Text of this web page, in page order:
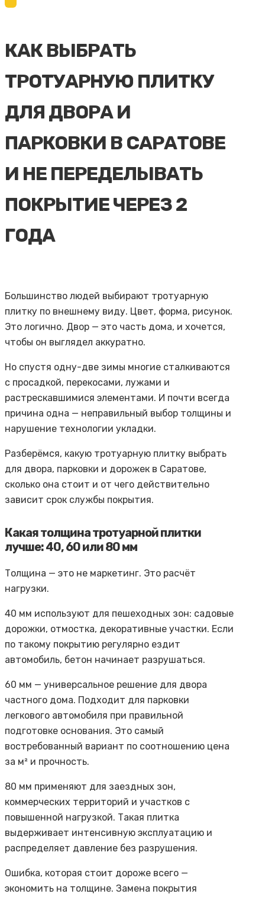
КАК ВЫБРАТЬ
ТРОТУАРНУЮ ПЛИТКУ
ДЛЯ ДВОРА И
ПАРКОВКИ В САРАТОВЕ
И НЕ ПЕРЕДЕЛЫВАТЬ
ПОКРЫТИЕ ЧЕРЕЗ 2
ГОДА
Большинство людей выбирают тротуарную
плитку по внешнему виду. Цвет, форма, рисунок.
Это логично. Двор — это часть дома, и хочется,
чтобы он выглядел аккуратно.
Но спустя одну-две зимы многие сталкиваются
с просадкой, перекосами, лужами и
растрескавшимися элементами. И почти всегда
причина одна — неправильный выбор толщины и
нарушение технологии укладки.
Разберёмся, какую тротуарную плитку выбрать
для двора, парковки и дорожек в Саратове,
сколько она стоит и от чего действительно
зависит срок службы покрытия.
Какая толщина тротуарной плитки
лучше: 40, 60 или 80 мм
Толщина — это не маркетинг. Это расчёт
нагрузки.
40 мм используют для пешеходных зон: садовые
дорожки, отмостка, декоративные участки. Если
по такому покрытию регулярно ездит
автомобиль, бетон начинает разрушаться.
60 мм — универсальное решение для двора
частного дома. Подходит для парковки
легкового автомобиля при правильной
подготовке основания. Это самый
востребованный вариант по соотношению цена
за м² и прочность.
80 мм применяют для заездных зон,
коммерческих территорий и участков с
повышенной нагрузкой. Такая плитка
выдерживает интенсивную эксплуатацию и
распределяет давление без разрушения.
Ошибка, которая стоит дороже всего —
экономить на толщине. Замена покрытия